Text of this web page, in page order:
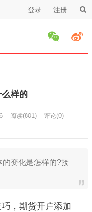
登录 注册
样的
阅读(801) 评论(0)
变化是怎样的?接
，期货开户添加